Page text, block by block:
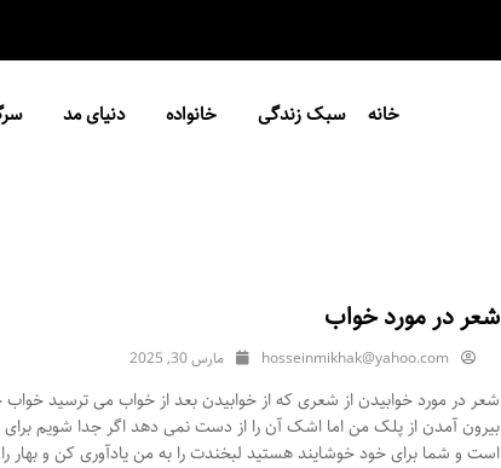
خانه سبک زندگی خانواده دنیای مد
شعر در مورد خواب
hosseinmikhak@yahoo.com مارس 30, 2025
شعر در مورد خوابیدن از شعری که از خوابیدن بعد از خواب می ترسید خواب
بیرون آمدن از پلک من اما اشک آن را از دست نمی دهد اگر جدا شویم
است و شما برای خود خوشایند هستید لبخندت را به من یادآوری کن و بهار